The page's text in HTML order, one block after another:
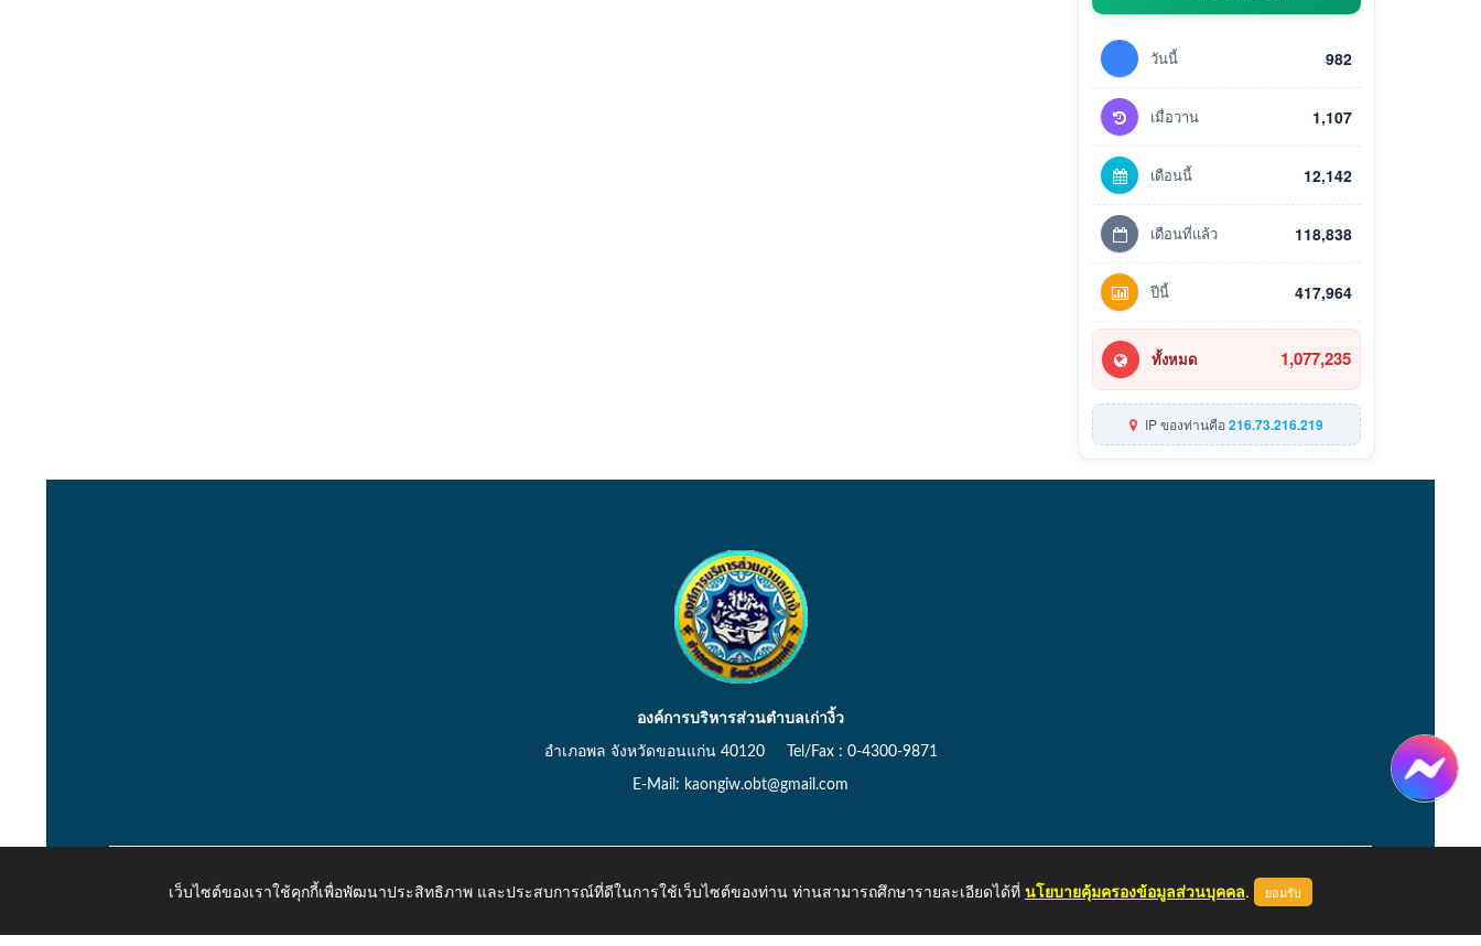
วันนี้ 982
เมื่อวาน 1,107
เดือนนี้ 12,142
เดือนที่แล้ว 118,838
ปีนี้ 417,964
ทั้งหมด 1,077,235
IP ของท่านคือ216.73.216.219
องค์การบริหารส่วนตำบลเก่างิ้ว
อำเภอพล จังหวัดขอนแก่น 40120 Tel/Fax : 0-4300-9871
E-Mail: kaongiw.obt@gmail.com
Copyright © 2026 All Right Resive http://www.kaongiw.go.th หน้าแรก ผู้ดูแลระบบ
เว็บไซต์ของเราใช้คุกกี้เพื่อพัฒนาประสิทธิภาพ และประสบการณ์ที่ดีในการใช้เว็บไซต์ของท่าน ท่านสามารถศึกษารายละเอียดได้ที่ นโยบายคุ้มครองข้อมูลส่วนบุคคล. ยอมรับ